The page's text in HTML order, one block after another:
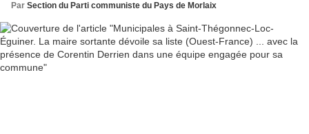
Par Section du Parti communiste du Pays de Morlaix